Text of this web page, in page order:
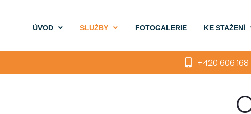
ÚVOD SLUŽBY FOTOGALERIE KE STAŽENÍ
+420 606 168